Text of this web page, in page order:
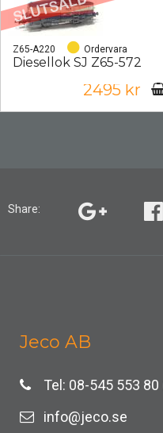
Z65-A220 Ordervara
Diesellok SJ Z65-572
2495 kr
Share:
Jeco AB
Tel: 08-545 553
info@jeco.se